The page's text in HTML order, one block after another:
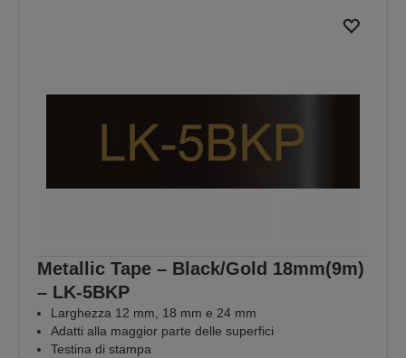
Metallic Tape – Black/Gold 18mm(9m)
– LK-5BKP
Larghezza 12 mm, 18 mm e 24 mm
Adatti alla maggior parte delle superfici
Testina di stampa